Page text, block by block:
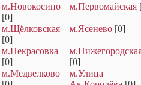
м.Новокосино
[0]
м.Первомайская
м.Щёлковская
[0]
м.Ясенево [0]
м.Некрасовка
[0]
[0]
м.Медвелково
м.Улица